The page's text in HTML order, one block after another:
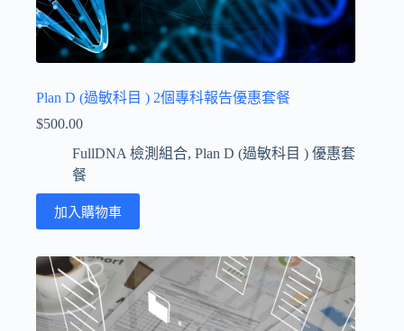
Plan D (過敏科目 ) 2個專科報告優惠套餐
$500.00
FullDNA 檢測組合, Plan D (過敏科目 ) 優惠套
餐
加入購物車